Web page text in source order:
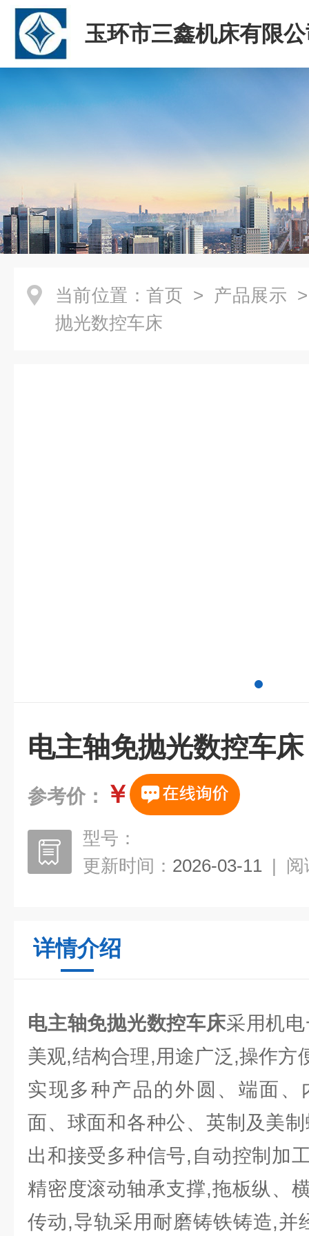
玉环市三鑫机床有限
当前位置： 首页 > 产品展示
抛光数控车床
电主轴免抛光数控车床
参考价： ￥
型号：
更新时间： 2026-03-11 | 阅
详情介绍
电主轴免抛光数控车床采用机
美观,结构合理,用途广泛,操作方
实现多种产品的外圆、端面
面、球面和各种公、英制及美
出和接受多种信号,自动控制加
精密度滚动轴承支撑,拖板纵、
传动,导轨采用耐磨铸铁铸造,并